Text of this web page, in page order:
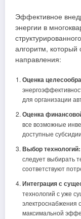
Эффективное
энергии в
алгоритм, который
направления:
Оценка
для организации
Оценка
все возможные
доступные
Выбор технологий:
следует выбирать
соответствуют
Интеграция с
технологий с уже
электроснабжения
максимальной